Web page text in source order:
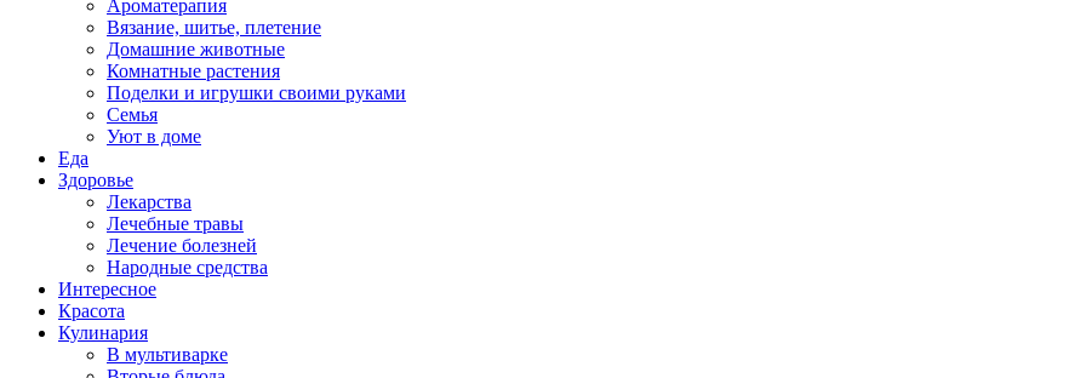
Ароматерапия
Вязание, шитье, плетение
Домашние животные
Комнатные растения
Поделки и игрушки своими руками
Семья
Уют в доме
Еда
Здоровье
Лекарства
Лечебные травы
Лечение болезней
Народные средства
Интересное
Красота
Кулинария
В мультиварке